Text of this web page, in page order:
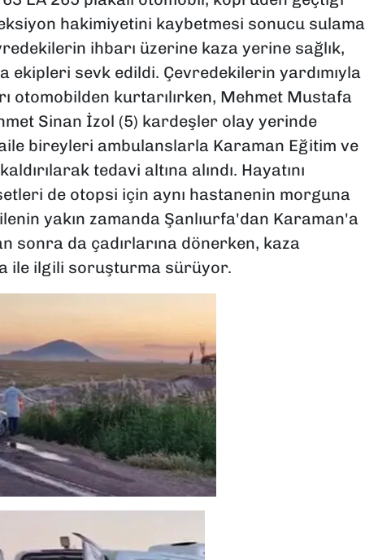
hakimiyetini kaybetmesi sonucu sulama
ihbarı üzerine kaza yerine sağlık,
ekipleri sevk edildi. Çevredekilerin yardımıyla
otomobilden kurtarılırken, Mehmet Mustafa
Sinan İzol (5) kardeşler olay yerinde
aile bireyleri ambulanslarla Karaman Eğitim ve
tedavi altına alındı. Hayatını
de otopsi için aynı hastanenin morguna
yakın zamanda Şanlıurfa'dan Karaman'a
sonra da çadırlarına dönerken, kaza
ile ilgili soruşturma sürüyor.